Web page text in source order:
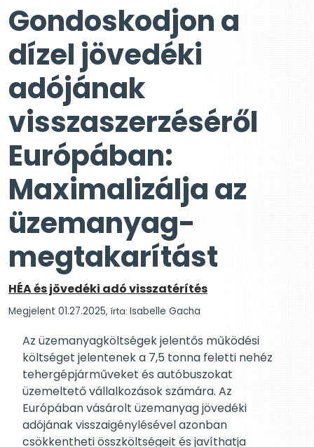
Gondoskodjon a
dízel jövedéki
adójának
visszaszerzéséről
Európában:
Maximalizálja az
üzemanyag-
megtakarítást
HÉA és jövedéki adó visszatérítés
Megjelent 01.27.2025, írta: Isabelle Gacha
Az üzemanyagköltségek jelentős működési
költséget jelentenek a 7,5 tonna feletti nehéz
tehergépjárműveket és autóbuszokat
üzemeltető vállalkozások számára. Az
Európában vásárolt üzemanyag jövedéki
adójának visszaigénylésével azonban
csökkentheti összköltségeit és javíthatja